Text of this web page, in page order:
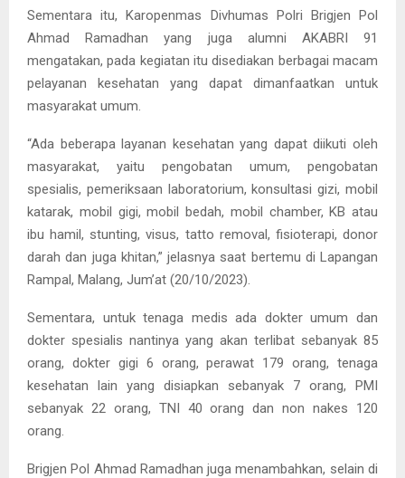
Sementara itu, Karopenmas Divhumas Polri Brigjen Pol
Ahmad Ramadhan yang juga alumni AKABRI 91
mengatakan, pada kegiatan itu disediakan berbagai macam
pelayanan kesehatan yang dapat dimanfaatkan untuk
masyarakat umum.
“Ada beberapa layanan kesehatan yang dapat diikuti oleh
masyarakat, yaitu pengobatan umum, pengobatan
spesialis, pemeriksaan laboratorium, konsultasi gizi, mobil
katarak, mobil gigi, mobil bedah, mobil chamber, KB atau
ibu hamil, stunting, visus, tatto removal, fisioterapi, donor
darah dan juga khitan,” jelasnya saat bertemu di Lapangan
Rampal, Malang, Jum’at (20/10/2023).
Sementara, untuk tenaga medis ada dokter umum dan
dokter spesialis nantinya yang akan terlibat sebanyak 85
orang, dokter gigi 6 orang, perawat 179 orang, tenaga
kesehatan lain yang disiapkan sebanyak 7 orang, PMI
sebanyak 22 orang, TNI 40 orang dan non nakes 120
orang.
Brigjen Pol Ahmad Ramadhan juga menambahkan, selain di